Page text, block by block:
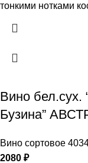
тонкими нотками
Вино бел.сух.
Бузина”
Вино сортовое
2080 ₽